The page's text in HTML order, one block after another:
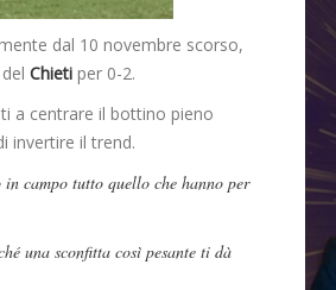
dal 10 novembre scorso,
Chieti per 0-2.
a centrare il bottino pieno
invertire il trend.
campo tutto quello che hanno per
una sconfitta così pesante ti dà